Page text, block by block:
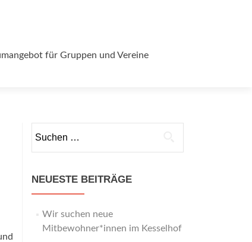
für Gruppen und Vereine
nach:
NEUESTE BEITRÄGE
Wir suchen neue
Mitbewohner*innen im Kesselhof